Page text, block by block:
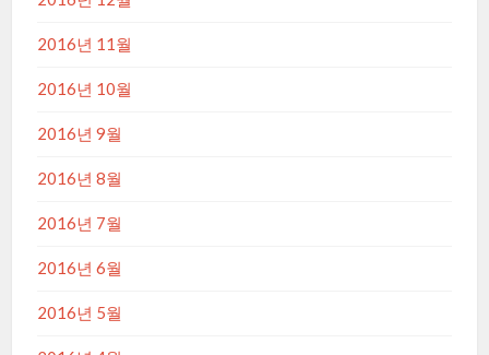
2016년 11월
2016년 10월
2016년 9월
2016년 8월
2016년 7월
2016년 6월
2016년 5월